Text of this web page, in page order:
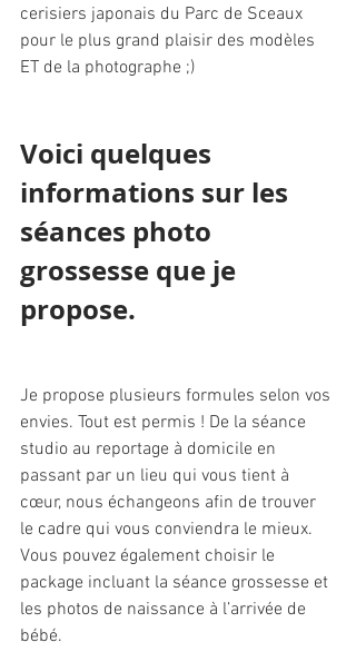
cerisiers japonais du Parc de Sceaux
pour le plus grand plaisir des modèles
ET de la photographe ;)
Voici quelques
informations sur les
séances photo
grossesse que je
propose.
Je propose plusieurs formules selon vos
envies. Tout est permis ! De la séance
studio au reportage à domicile en
passant par un lieu qui vous tient à
cœur, nous échangeons afin de trouver
le cadre qui vous conviendra le mieux.
Vous pouvez également choisir le
package incluant la séance grossesse et
les photos de naissance à l’arrivée de
bébé.